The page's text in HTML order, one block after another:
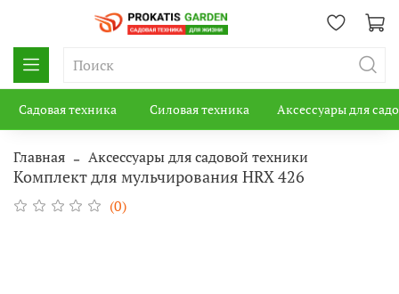
Садовая техника Силовая техника Аксессуары для
Главная Аксессуары для садовой техники
Комплект для мульчирования HRX 426
(0)